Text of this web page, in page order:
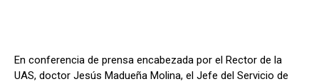
En conferencia de prensa encabezada por el Rector de la
UAS, doctor Jesús Madueña Molina, el Jefe del Servicio de